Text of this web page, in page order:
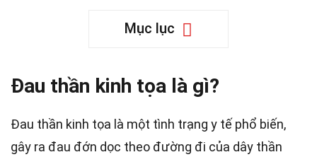
Mục lục
Đau thần kinh tọa là gì?
Đau thần kinh tọa là một tình trạng y tế phổ biến,
gây ra đau đớn dọc theo đường đi của dây thần